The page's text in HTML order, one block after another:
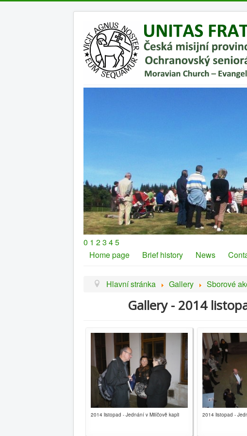
0 1 23 45
Home page
Brief history News
Hlavní stránka Gallery Sborové
Gallery - 2014
2014 listopad - Jednání v Milíčově kapli 2014 listopad -